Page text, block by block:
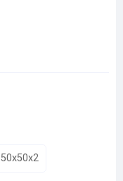
50x50x2